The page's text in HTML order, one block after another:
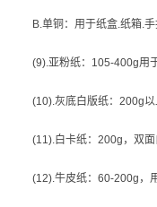
B.单铜：用于纸盒.纸箱.
(9).亚粉纸：105-400g用
(10).灰底白版纸：200g以
(11).白卡纸：200g，双面
(12).牛皮纸：60-200g，